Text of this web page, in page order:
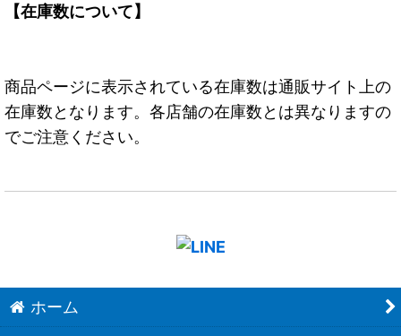
【在庫数について】
商品ページに表示されている在庫数は通販サイト上の
在庫数となります。各店舗の在庫数とは異なりますの
でご注意ください。
ホーム